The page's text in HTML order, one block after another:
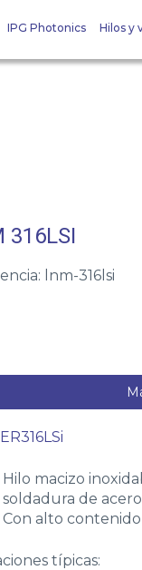
IPG Photonics Hilos y
lnm-316lsi
Hilo macizo
soldadura de
Con alto
típicas:
316LSI